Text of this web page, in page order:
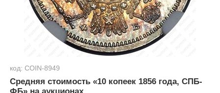
код: COIN-8949
Средняя стоимость «10 копеек 1856 года, СПБ-